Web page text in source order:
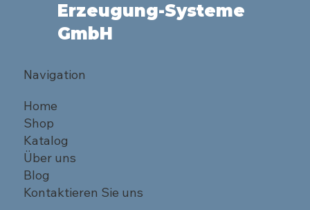
Erzeugung-Systeme
GmbH
Navigation
Home
Shop
Katalog
Über uns
Blog
Kontaktieren Sie uns